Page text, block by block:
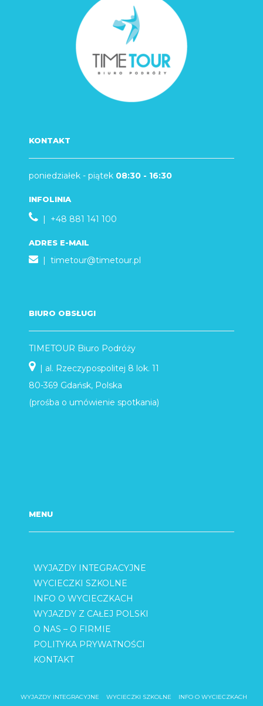
KONTAKT
poniedziałek - piątek 08:30 - 16:30
INFOLINIA
| +48 881 141 100
ADRES E-MAIL
| timetour@timetour.pl
BIURO OBSŁUGI
TIMETOUR Biuro Podróży
| al. Rzeczypospolitej 8 lok. 11
80-369 Gdańsk, Polska
(prośba o umówienie spotkania)
MENU
WYJAZDY INTEGRACYJNE
WYCIECZKI SZKOLNE
INFO O WYCIECZKACH
WYJAZDY Z CAŁEJ POLSKI
O NAS – O FIRMIE
POLITYKA PRYWATNOŚCI
KONTAKT
WYJAZDY INTEGRACYJNE WYCIECZKI SZKOLNE INFO O WYCIECZKACH